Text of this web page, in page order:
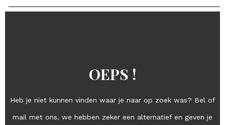
OEPS !
Heb je niet kunnen vinden waar je naar op zoek was? Bel of
mail met ons, we hebben zeker een alternatief en geven je